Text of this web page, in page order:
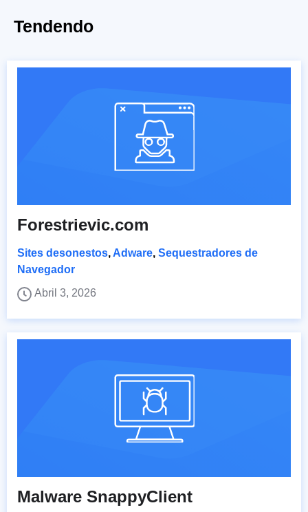
Tendendo
Forestrievic.com
Sites desonestos,Adware, Sequestradores de
Navegador
Abril 3, 2026
Malware SnappyClient